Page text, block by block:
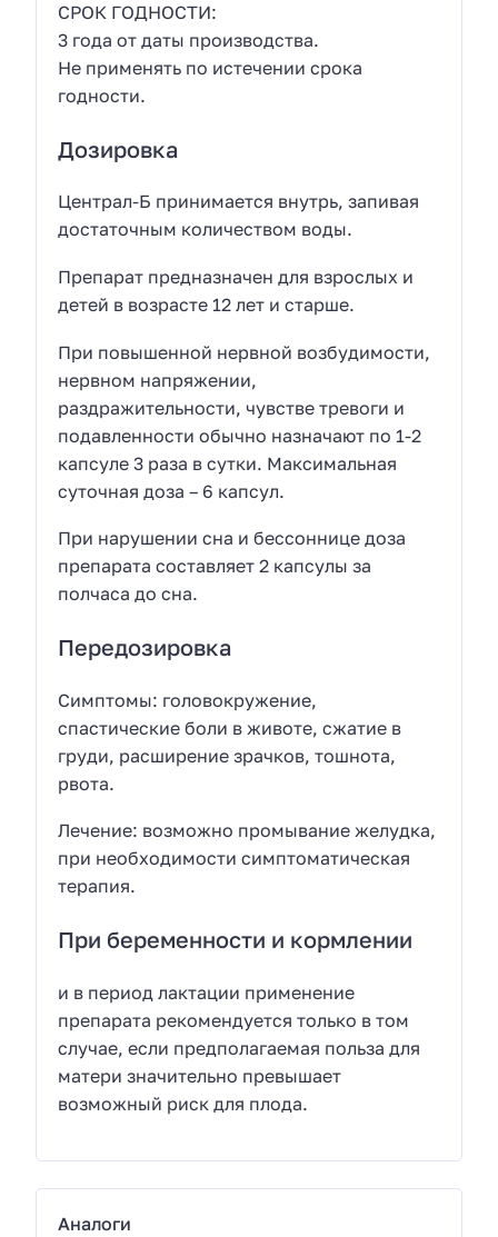
СРОК ГОДНОСТИ:
3 года от даты производства.
Не применять по истечении срока
годности.
Дозировка
Централ-Б принимается внутрь, запивая
достаточным количеством воды.
Препарат предназначен для взрослых и
детей в возрасте 12 лет и старше.
При повышенной нервной возбудимости,
нервном напряжении,
раздражительности, чувстве тревоги и
подавленности обычно назначают по 1-2
капсуле 3 раза в сутки. Максимальная
суточная доза – 6 капсул.
При нарушении сна и бессоннице доза
препарата составляет 2 капсулы за
полчаса до сна.
Передозировка
Симптомы: головокружение,
спастические боли в животе, сжатие в
груди, расширение зрачков, тошнота,
рвота.
Лечение: возможно промывание желудка,
при необходимости симптоматическая
терапия.
При беременности и кормлении
и в период лактации применение
препарата рекомендуется только в том
случае, если предполагаемая польза для
матери значительно превышает
возможный риск для плода.
Аналоги